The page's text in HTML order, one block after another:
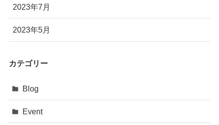
2023年7月
2023年5月
カテゴリー
Blog
Event